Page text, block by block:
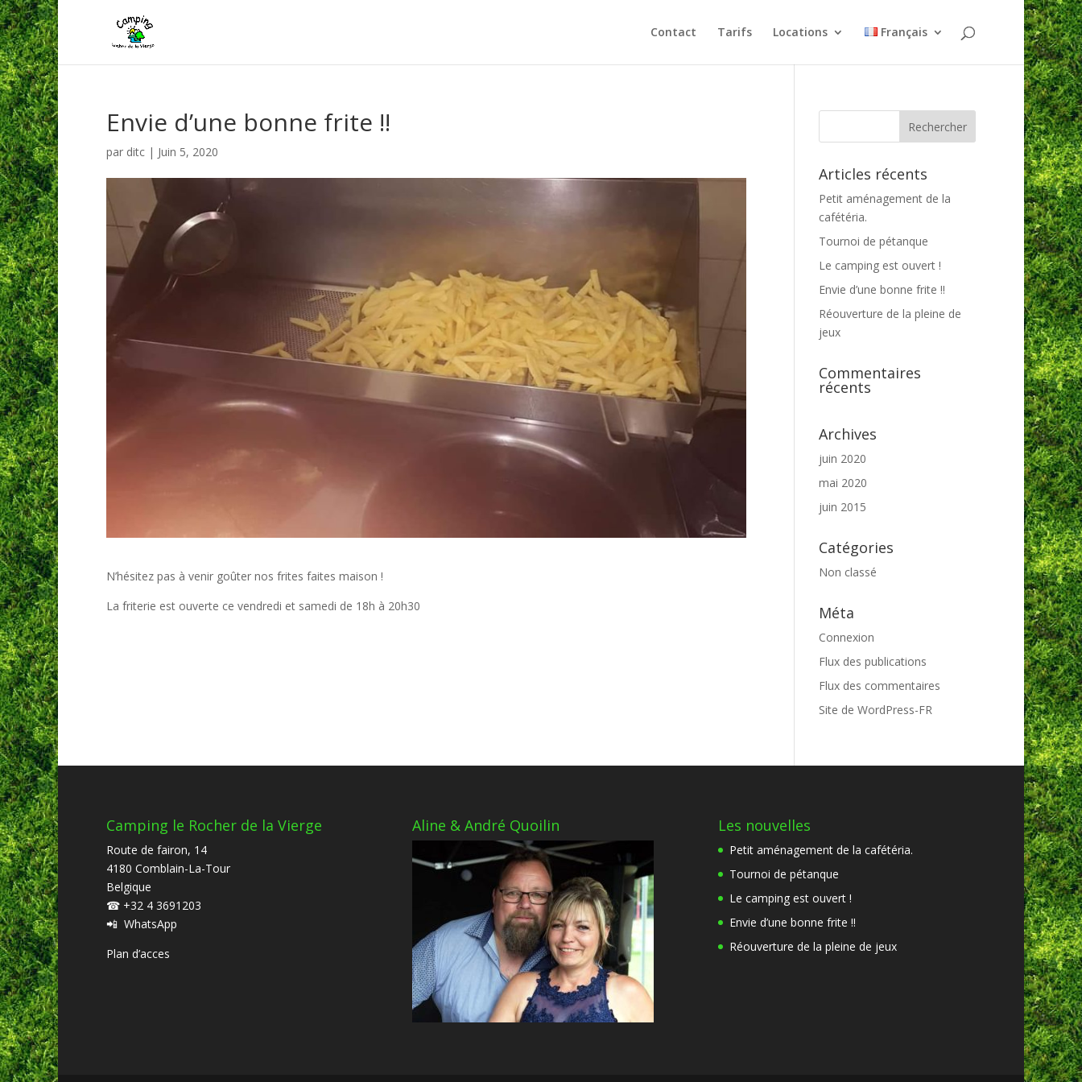
Contact Tarifs Locations Français
Envie d’une bonne frite !!
par ditc | Juin 5, 2020
N’hésitez pas à venir goûter nos frites faites maison !
La friterie est ouverte ce vendredi et samedi de 18h à 20h30
Articles récents
Petit aménagement de la
cafétéria.
Tournoi de pétanque
Le camping est ouvert !
Envie d’une bonne frite !!
Réouverture de la pleine de
jeux
Commentaires
récents
Archives
juin 2020
mai 2020
juin 2015
Catégories
Non classé
Méta
Connexion
Flux des publications
Flux des commentaires
Site de WordPress-FR
Camping le Rocher de la Vierge
Route de fairon, 14
4180 Comblain-La-Tour
Belgique
☎ +32 4 3691203
📲 WhatsApp
Plan d’acces
Aline & André Quoilin Les nouvelles
Petit aménagement de la cafétéria.
Tournoi de pétanque
Le camping est ouvert !
Envie d’une bonne frite !!
Réouverture de la pleine de jeux